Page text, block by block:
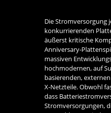
Die Stromversorgung
konkurrierenden
äußerst kritische
Anniversary-
massiven
hochmodernen, auf
basierenden, externen
X-Netzteile. Obwohl
dass
Stromversorgungen,